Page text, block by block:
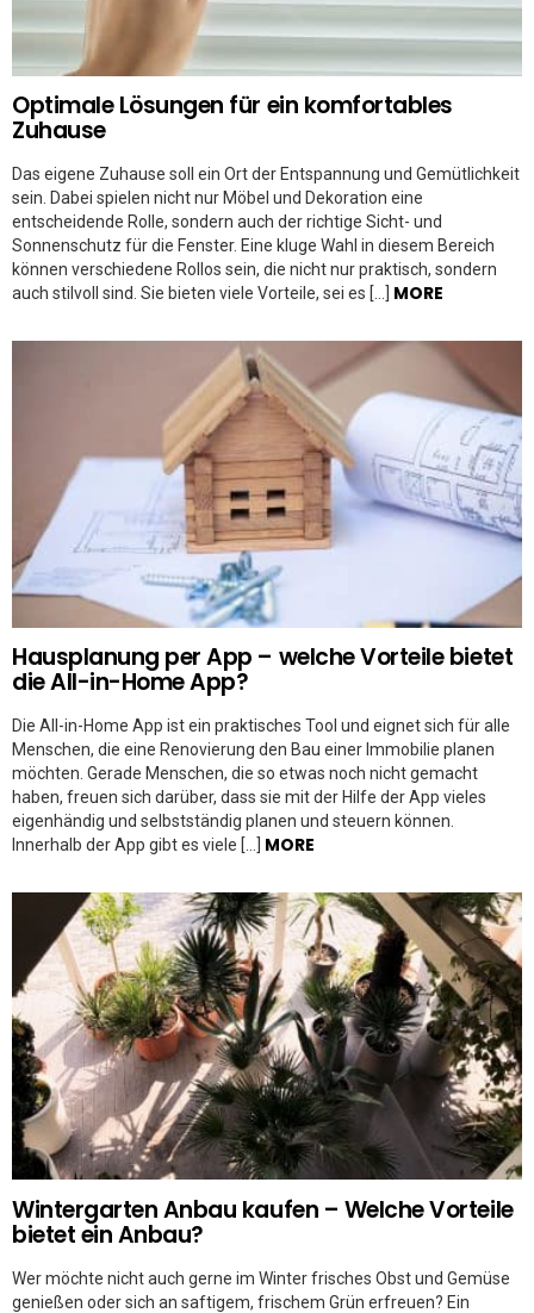
Optimale Lösungen für ein komfortables
Zuhause
Das eigene Zuhause soll ein Ort der Entspannung und Gemütlichkeit
sein. Dabei spielen nicht nur Möbel und Dekoration eine
entscheidende Rolle, sondern auch der richtige Sicht- und
Sonnenschutz für die Fenster. Eine kluge Wahl in diesem Bereich
können verschiedene Rollos sein, die nicht nur praktisch, sondern
auch stilvoll sind. Sie bieten viele Vorteile, sei es […] MORE
Hausplanung per App – welche Vorteile bietet
die All-in-Home App?
Die All-in-Home App ist ein praktisches Tool und eignet sich für alle
Menschen, die eine Renovierung den Bau einer Immobilie planen
möchten. Gerade Menschen, die so etwas noch nicht gemacht
haben, freuen sich darüber, dass sie mit der Hilfe der App vieles
eigenhändig und selbstständig planen und steuern können.
Innerhalb der App gibt es viele […] MORE
Wintergarten Anbau kaufen – Welche Vorteile
bietet ein Anbau?
Wer möchte nicht auch gerne im Winter frisches Obst und Gemüse
genießen oder sich an saftigem, frischem Grün erfreuen? Ein